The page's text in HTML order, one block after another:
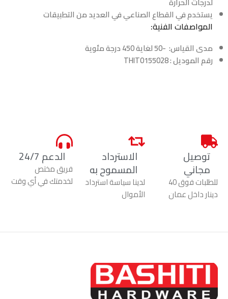
يستخدم في القطاع الصناعي في العديد من التطبيقات
المواصفات الفنية:
مدى القياس: -50 لغاية 450 درجة مئوية
رقم الموديل : THIT0155028
توصيل
مجاني
للطلبات فوق 40
دينار داخل عمان
الاسترداد
المسموح به
لدينا سياسة استرداد
الأموال
الدعم 24/7
فريق مختص
لخدمتك في أي وقت